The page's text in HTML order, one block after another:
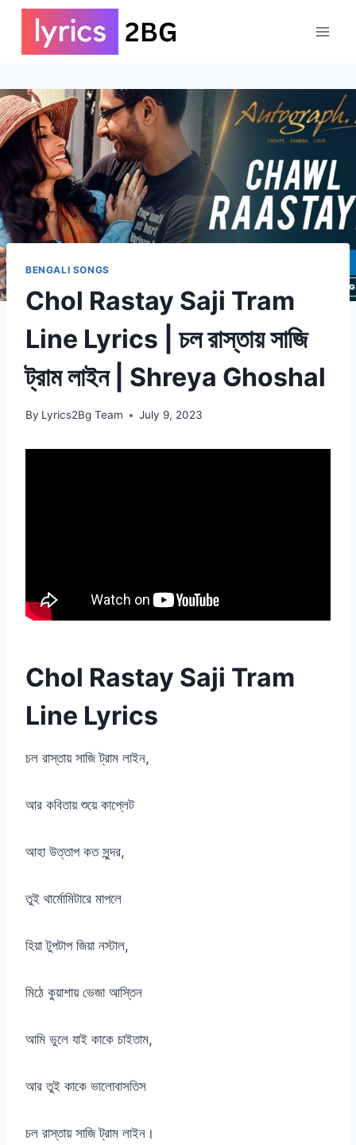
Skip
content
BENGALI SONGS
Chol Rastay Saji Tram
Line Lyrics | চল রাস্তায় সাজি
ট্রাম লাইন | Shreya Ghoshal
By Lyrics2Bg Team July 9, 2023
Chol Rastay Saji Tram
Line Lyrics
চল রাস্তায় সাজি ট্রাম লাইন,
আর কবিতায় শুয়ে কাপ্লেট
আহা উত্তাপ কত সুন্দর,
তুই থার্মোমিটারে মাপলে
হিয়া টুপটাপ জিয়া নস্টাল,
মিঠে কুয়াশায় ভেজা আস্তিন
আমি ভুলে যাই কাকে চাইতাম,
আর তুই কাকে ভালোবাসতিস
চল রাস্তায় সাজি ট্রাম লাইন।